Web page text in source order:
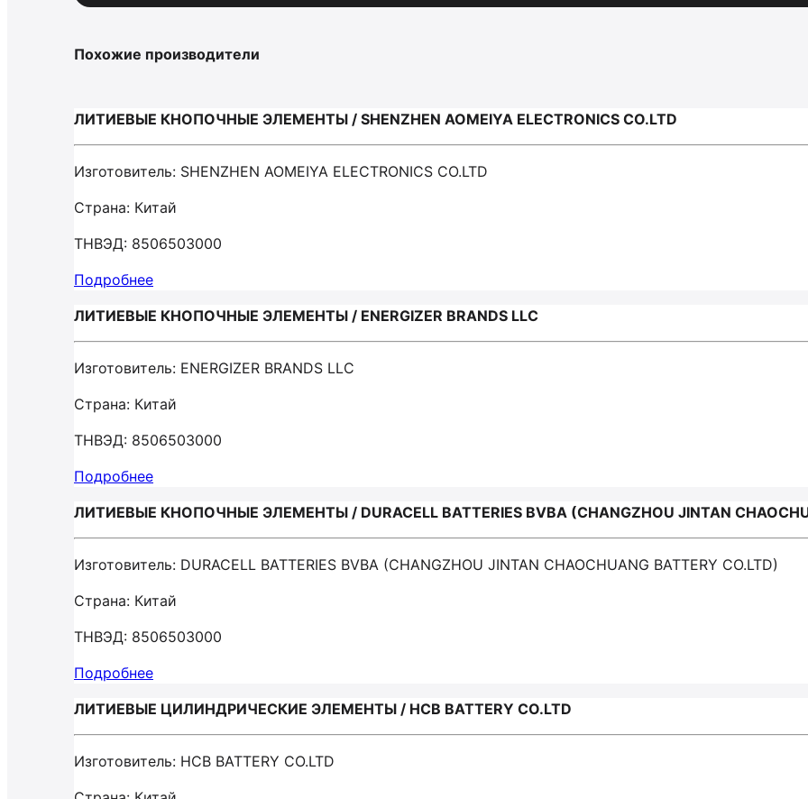
Похожие производители
ЛИТИЕВЫЕ КНОПОЧНЫЕ ЭЛЕМЕНТЫ / SHENZHEN AOMEIYA ELECTRONICS CO.LTD
Изготовитель: SHENZHEN AOMEIYA ELECTRONICS CO.LTD
Страна: Китай
ТНВЭД: 8506503000
Подробнее
ЛИТИЕВЫЕ КНОПОЧНЫЕ ЭЛЕМЕНТЫ / ENERGIZER BRANDS LLC
Изготовитель: ENERGIZER BRANDS LLC
Страна: Китай
ТНВЭД: 8506503000
Подробнее
ЛИТИЕВЫЕ КНОПОЧНЫЕ ЭЛЕМЕНТЫ / DURACELL BATTERIES BVBA (CHANGZHOU JINTAN
Изготовитель: DURACELL BATTERIES BVBA (CHANGZHOU JINTAN CHAOCHUANG BATTERY CO.LTD)
Страна: Китай
ТНВЭД: 8506503000
Подробнее
ЛИТИЕВЫЕ ЦИЛИНДРИЧЕСКИЕ ЭЛЕМЕНТЫ / HCB BATTERY CO.LTD
Изготовитель: HCB BATTERY CO.LTD